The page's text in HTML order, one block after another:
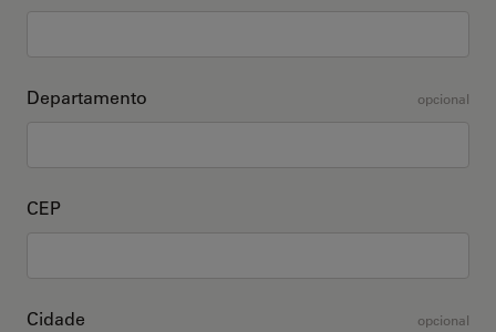
Departamento opcional
CEP
Cidade opcional